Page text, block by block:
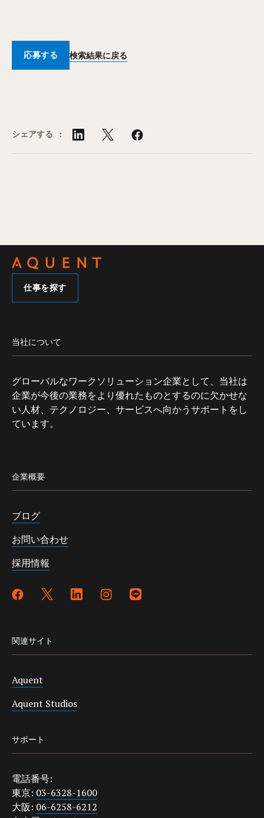
応募する 検索結果に戻る
シェアする :
仕事を探す
当社について
グローバルなワークソリューション企業として、当社は
企業が今後の業務をより優れたものとするのに欠かせな
い人材、テクノロジー、サービスへ向かうサポートをし
ています。
企業概要
ブログ
お問い合わせ
採用情報
関連サイト
Aquent
Aquent Studios
サポート
電話番号:
東京: 03-6328-1600
大阪: 06-6258-6212